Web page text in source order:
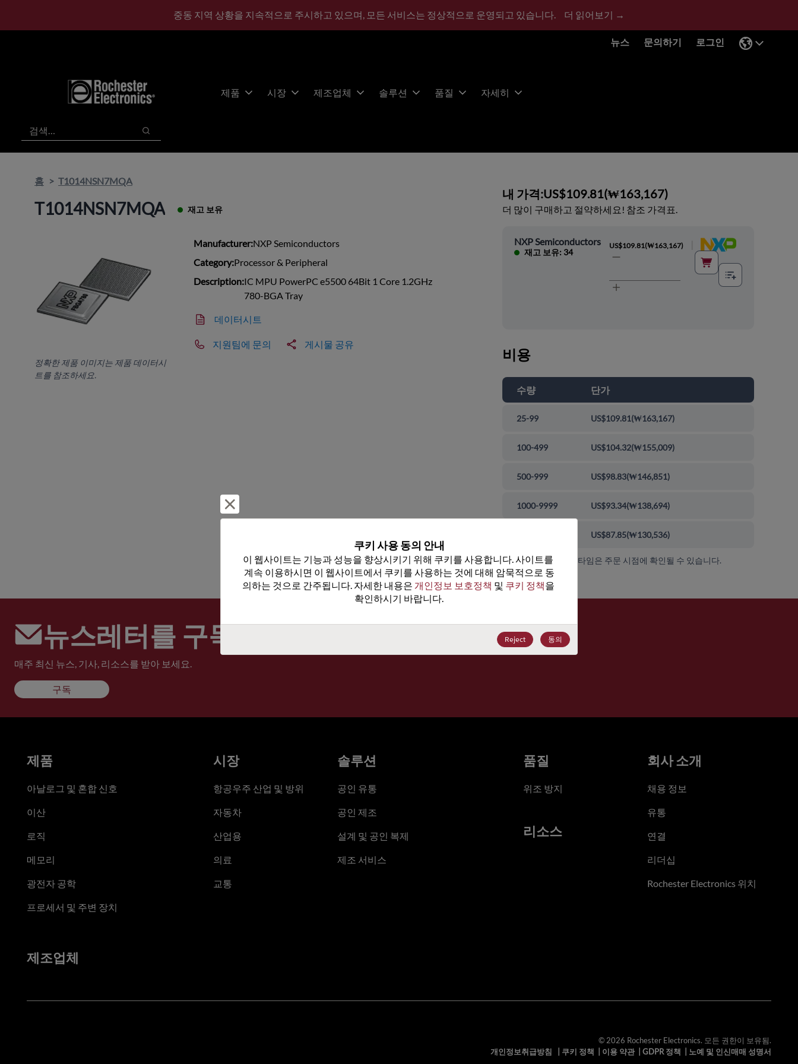
중동 지역 상황을 지속적으로 주시하고 있으며, 모든 서비스는 정상적으로 운영되고 있습니다. 더 읽어보기 →
뉴스 문의하기 로그인
제품 시장 제조업체 솔루션 품질 자세히
검색
검색
홈 T1014NSN7MQA
T1014NSN7MQA 재고 보유
정확한 제품 이미지는 제품 데이터시
트를 참조하세요.
Manufacturer:NXP Semiconductors
Category:Processor & Peripheral
Description:IC MPU PowerPC e5500 64Bit 1 Core 1.2GHz
780-BGA Tray
데이터시트
지원팀에 문의 게시물 공유
내 가격:US$109.81(₩163,167)
더 많이 구매하고 절약하세요! 참조 가격표.
NXP Semiconductors
재고 보유: 34
US$109.81(₩163,167)
비용
수량 단가
25-99 US$109.81(₩163,167)
100-499 US$104.32(₩155,009)
500-999 US$98.83(₩146,851)
1000-9999 US$93.34(₩138,694)
US$87.85(₩130,536)
가격, 가용성 및 리드 타임은 주문 시점에 확인될 수 있습니다.
뉴스레터를 구독하세요
매주 최신 뉴스, 기사, 리소스를 받아 보세요.
구독
쿠키 사용 동의 안내
이 웹사이트는 기능과 성능을 향상시키기 위해 쿠키를 사용합니다. 사이트를
계속 이용하시면 이 웹사이트에서 쿠키를 사용하는 것에 대해 암묵적으로 동
의하는 것으로 간주됩니다. 자세한 내용은 개인정보 보호정책 및 쿠키 정책을
확인하시기 바랍니다.
Reject 동의
제품
아날로그 및 혼합 신호
이산
로직
메모리
광전자 공학
프로세서 및 주변 장치
시장
항공우주 산업 및 방위
자동차
산업용
의료
교통
솔루션
공인 유통
공인 제조
설계 및 공인 복제
제조 서비스
품질
위조 방지
리소스
회사 소개
채용 정보
유통
연결
리더십
Rochester Electronics 위치
제조업체
© 2026 Rochester Electronics. 모든 권한이 보유됨.
개인정보취급방침
쿠키 정책 이용 약관| GDPR 정책 노예 및 인신매매 성명서